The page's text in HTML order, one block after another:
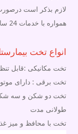
لازم بذکر است
همواره با خدمات 24 ساعته همراه شما می باشد.
انواع تخت
تخت مکانیکی :قابل
تخت برقی : دارای
تخت دو شکن و سه
طولانی مدت
تخت با محافظ و میز غذا